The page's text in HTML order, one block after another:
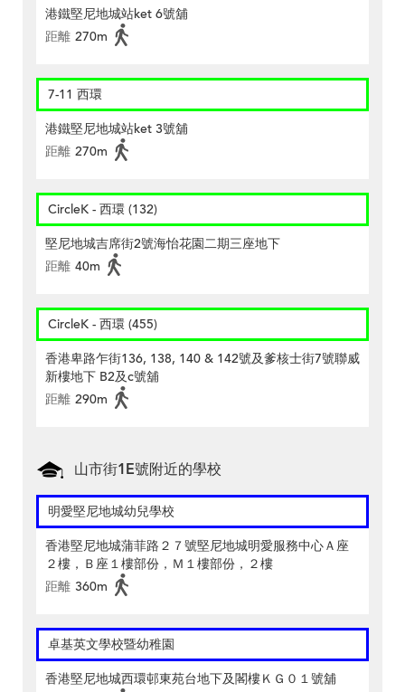
港鐵堅尼地城站ket 6號舖
距離 270m
7-11 西環
港鐵堅尼地城站ket 3號舖
距離 270m
CircleK - 西環 (132)
堅尼地城吉席街2號海怡花園二期三座地下
距離 40m
CircleK - 西環 (455)
香港卑路乍街136, 138, 140 & 142號及爹核士街7號聯威
新樓地下 B2及c號舖
距離 290m
山市街1E號附近的學校
明愛堅尼地城幼兒學校
香港堅尼地城蒲菲路２７號堅尼地城明愛服務中心Ａ座
２樓，Ｂ座１樓部份，Ｍ１樓部份，２樓
距離 360m
卓基英文學校暨幼稚園
香港堅尼地城西環邨東苑台地下及閣樓ＫＧ０１號舖